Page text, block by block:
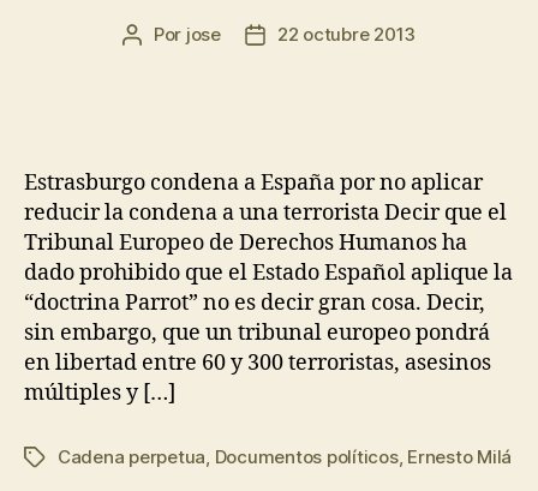
Por jose 22 octubre 2013
Estrasburgo condena a España por no aplicar
reducir la condena a una terrorista Decir que el
Tribunal Europeo de Derechos Humanos ha
dado prohibido que el Estado Español aplique la
“doctrina Parrot” no es decir gran cosa. Decir,
sin embargo, que un tribunal europeo pondrá
en libertad entre 60 y 300 terroristas, asesinos
múltiples y […]
Cadena perpetua Documentos políticos, Ernesto Milá